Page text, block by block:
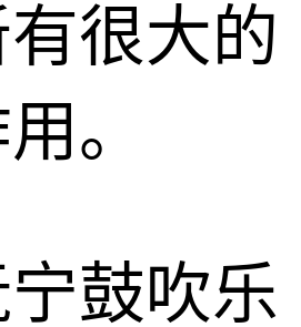
很大的
。
鼓吹乐